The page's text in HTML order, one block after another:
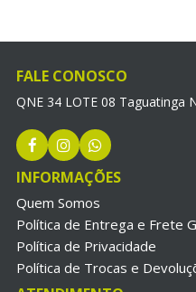
FALE CONOSCO
QNE 34 LOTE 08 Taguatinga
INFORMAÇÕES
Quem Somos
Política de Entrega e Frete
Política de Privacidade
Política de Trocas e